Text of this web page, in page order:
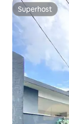
Superhost
Superhost